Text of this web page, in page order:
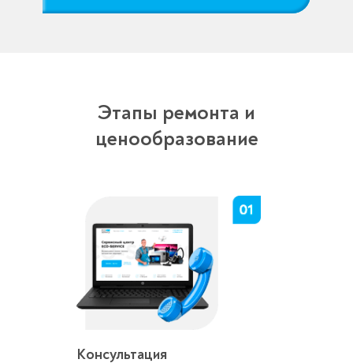
Этапы ремонта и
ценообразование
Консультация